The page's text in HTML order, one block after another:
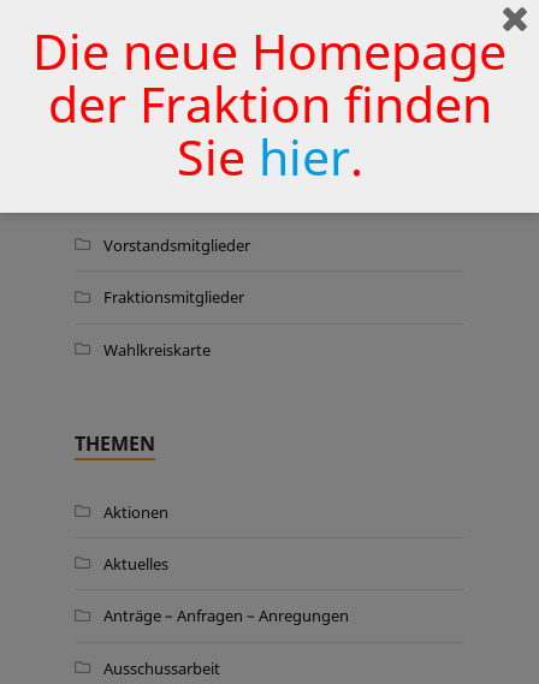
zu sichern
25. JUNI 2026
WER WIR SIND …
Vorstandsmitglieder
Fraktionsmitglieder
Wahlkreiskarte
THEMEN
Aktionen
Aktuelles
Anträge – Anfragen – Anregungen
Ausschussarbeit
Die neue Homepage
der Fraktion finden
Sie hier.